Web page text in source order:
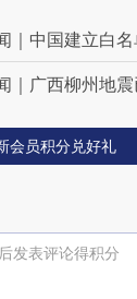
来的妈妈》片方解除
兹海峡海底光缆收“管
船只”通过霍尔木兹
判再度宣告破裂
次捧起英超冠军奖杯
死亡、11人失联
响应
｜中国建立白
｜广西柳州地
会员积分兑好礼
后发表评论得积分